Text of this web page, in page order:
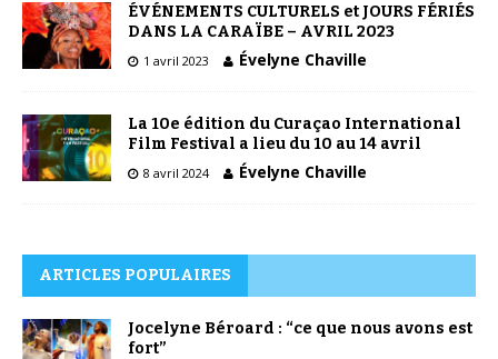
ÉVÉNEMENTS CULTURELS et JOURS FÉRIÉS
DANS LA CARAÏBE – AVRIL 2023
1 avril 2023 Évelyne Chaville
La 10e édition du Curaçao International
Film Festival a lieu du 10 au 14 avril
8 avril 2024 Évelyne Chaville
ARTICLES POPULAIRES
Jocelyne Béroard : “ce que nous avons est
fort”